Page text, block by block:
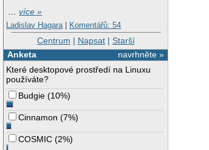
…více »
Ladislav Hagara | Komentářů: 54
Centrum | Napsat| Starší
navrhněte »
Anketa
Které desktopové prostředí na Linuxu
používáte?
Budgie (10%)
Cinnamon (7%)
COSMIC (2%)